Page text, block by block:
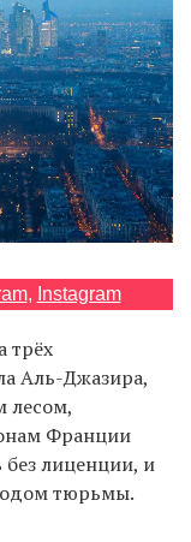
, Instagram
трёх
Аль-Джазира,
лесом,
Франции
без лиценции, и
тюрьмы.